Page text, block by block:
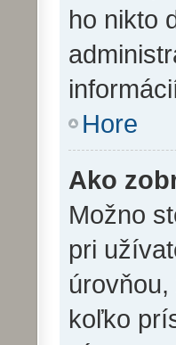
ho nikto
Hore
Ako
Možno
pri
koľko